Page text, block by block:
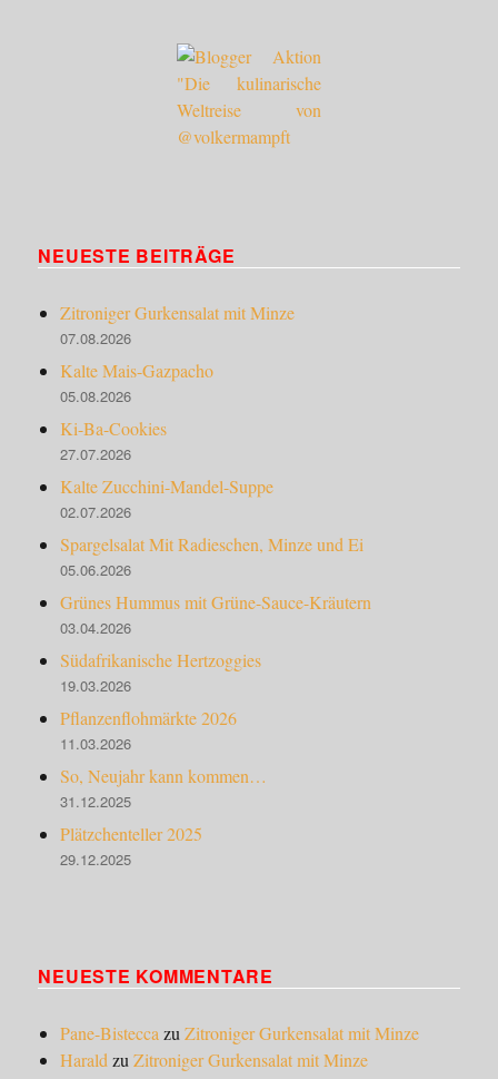
NEUESTE BEITRÄGE
Zitroniger Gurkensalat mit Minze
07.08.2026
Kalte Mais-Gazpacho
05.08.2026
Ki-Ba-Cookies
27.07.2026
Kalte Zucchini-Mandel-Suppe
02.07.2026
Spargelsalat Mit Radieschen, Minze und Ei
05.06.2026
Grünes Hummus mit Grüne-Sauce-Kräutern
03.04.2026
Südafrikanische Hertzoggies
19.03.2026
Pflanzenflohmärkte 2026
11.03.2026
So, Neujahr kann kommen…
31.12.2025
Plätzchenteller 2025
29.12.2025
NEUESTE KOMMENTARE
Pane-Bistecca zuZitroniger Gurkensalat mit Minze
Harald zuZitroniger Gurkensalat mit Minze